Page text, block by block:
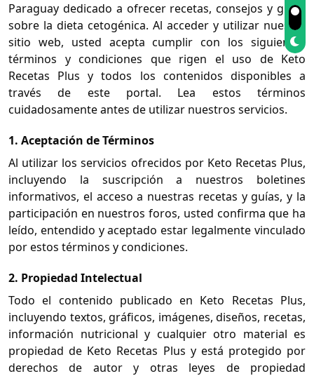
Paraguay dedicado a ofrecer recetas, consejos y guías
sobre la dieta cetogénica. Al acceder y utilizar nuestro
sitio web, usted acepta cumplir con los siguientes
términos y condiciones que rigen el uso de Keto
Recetas Plus y todos los contenidos disponibles a
través de este portal. Lea estos términos
cuidadosamente antes de utilizar nuestros servicios.
1. Aceptación de Términos
Al utilizar los servicios ofrecidos por Keto Recetas Plus,
incluyendo la suscripción a nuestros boletines
informativos, el acceso a nuestras recetas y guías, y la
participación en nuestros foros, usted confirma que ha
leído, entendido y aceptado estar legalmente vinculado
por estos términos y condiciones.
2. Propiedad Intelectual
Todo el contenido publicado en Keto Recetas Plus,
incluyendo textos, gráficos, imágenes, diseños, recetas,
información nutricional y cualquier otro material es
propiedad de Keto Recetas Plus y está protegido por
derechos de autor y otras leyes de propiedad